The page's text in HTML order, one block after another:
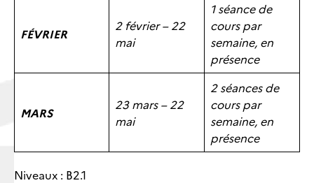
FÉVRIER
2 février – 22
mai
1 séance de
cours par
semaine, en
présence
MARS
23 mars – 22
mai
2 séances de
cours par
semaine, en
présence
Niveaux : B2.1